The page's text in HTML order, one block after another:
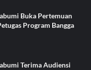
Buka Pertemuan
Program Bangga
Terima Audiensi